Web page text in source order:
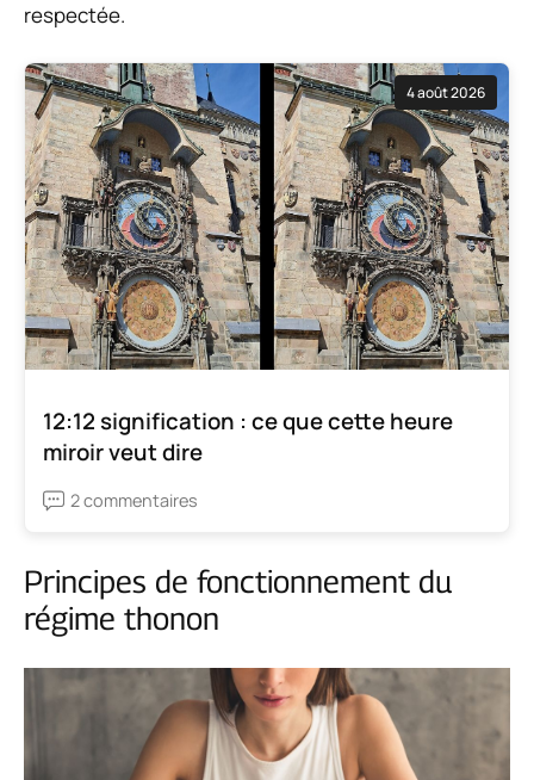
respectée.
4 août 2026
12:12 signification : ce que cette heure
miroir veut dire
2 commentaires
Principes de fonctionnement du
régime thonon